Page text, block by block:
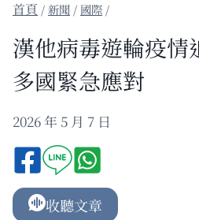
/新聞 / 國際 /
漢他病毒遊輪疫情
多國緊急應對
2026 年 5 月 7 日
收聽文章